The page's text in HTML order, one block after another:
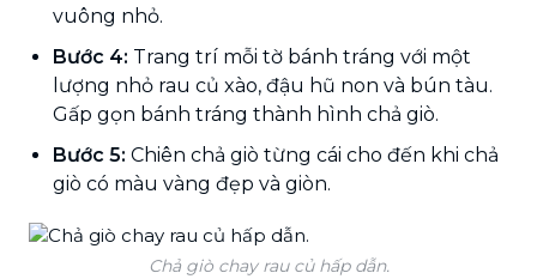
vuông nhỏ.
Bước 4: Trang trí mỗi tờ bánh tráng với một
lượng nhỏ rau củ xào, đậu hũ non và bún tàu.
Gấp gọn bánh tráng thành hình chả giò.
Bước 5: Chiên chả giò từng cái cho đến khi chả
giò có màu vàng đẹp và giòn.
Chả giò chay rau củ hấp dẫn.